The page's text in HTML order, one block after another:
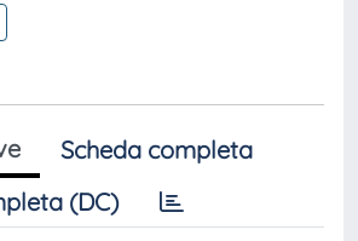
Scheda completa
(DC)